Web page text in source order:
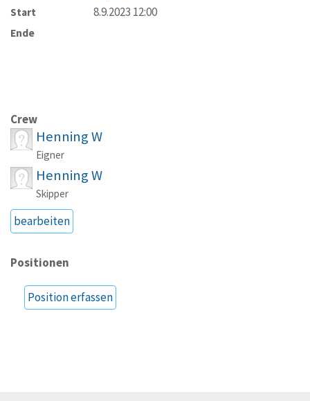
Start 8.9.2023 12:00
Ende
Crew
Henning W
Eigner
Henning W
Skipper
bearbeiten
Positionen
Position erfassen